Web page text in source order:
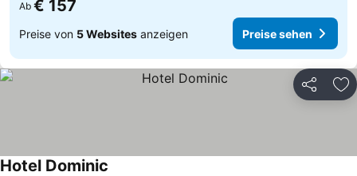
Ab € 157
Preise von 5 Websites anzeigen Preise sehen
Teilen
Hotel Dominic